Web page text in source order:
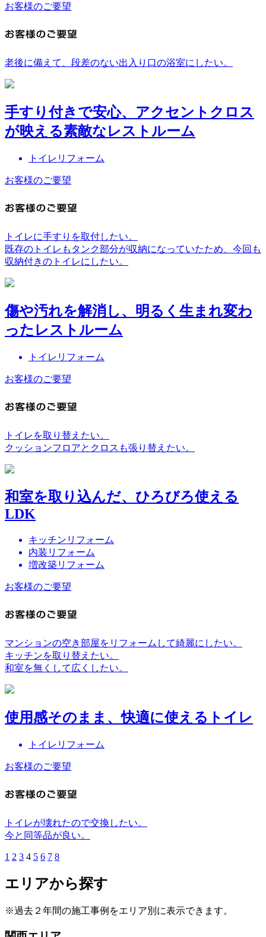
お客様のご要望
老後に備えて、段差のない出入り口の浴室にしたい。
手すり付きで安心、アクセントクロス
が映える素敵なレストルーム
トイレリフォーム
お客様のご要望
トイレに手すりを取付したい。
既存のトイレもタンク部分が収納になっていたため、今回も
収納付きのトイレにしたい。
傷や汚れを解消し、明るく生まれ変わ
ったレストルーム
トイレリフォーム
お客様のご要望
トイレを取り替えたい。
クッションフロアとクロスも張り替えたい。
和室を取り込んだ、ひろびろ使える
LDK
キッチンリフォーム
内装リフォーム
増改築リフォーム
お客様のご要望
マンションの空き部屋をリフォームして綺麗にしたい。
キッチンを取り替えたい。
和室を無くして広くしたい。
使用感そのまま、快適に使えるトイレ
トイレリフォーム
お客様のご要望
トイレが壊れたので交換したい。
今と同等品が良い。
1 2 3 4 5 6 7 8
エリアから探す
※過去２年間の施工事例をエリア別に表示できます。